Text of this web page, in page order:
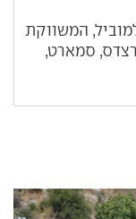
המשווקת
סמארט,